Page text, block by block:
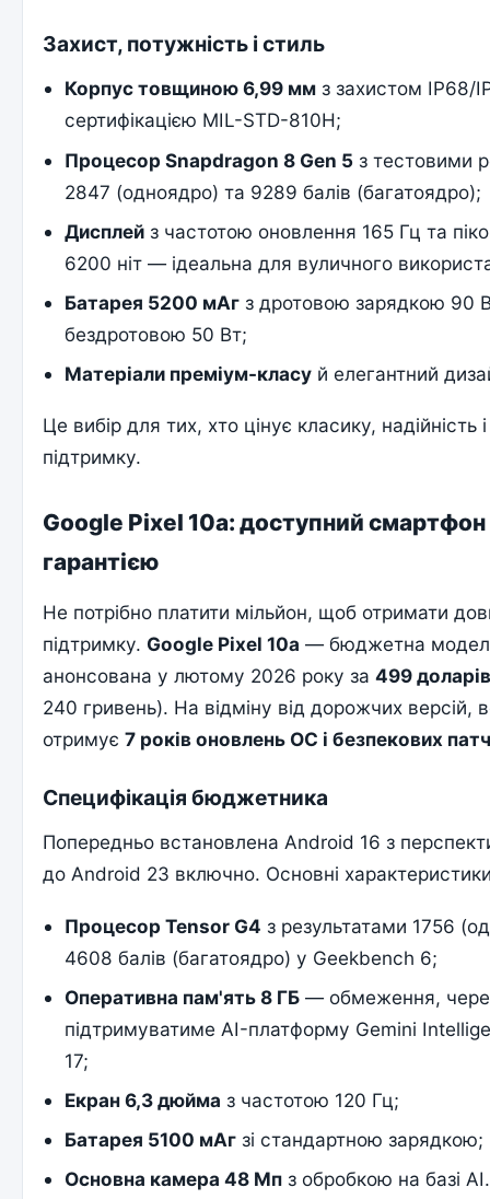
Захист, потужність і стиль
Корпус товщиною 6,99 мм з захистом IP68/
сертифікацією MIL-STD-810H;
Процесор Snapdragon 8 Gen 5 з тестовими
2847 (одноядро) та 9289 балів (багатоядро);
Дисплей з частотою оновлення 165 Гц та
6200 ніт — ідеальна для вуличного
Батарея 5200 мАг з дротовою зарядкою 90
бездротовою 50 Вт;
Матеріали преміум-класу й елегантний
Це вибір для тих, хто цінує класику, надійність
підтримку.
Google Pixel 10a: доступний смартфон
гарантією
Не потрібно платити мільйон, щоб отримати
підтримку. Google Pixel 10a — бюджетна
анонсована у лютому 2026 року за499
240 гривень). На відміну від дорожчих версій,
отримує7 років оновлень ОС і безпекових
Специфікація бюджетника
Попередньо встановлена Android 16 з
до Android 23 включно. Основні
Процесор Tensor G4 з результатами 1756
4608 балів (багатоядро) у Geekbench 6;
Оперативна пам'ять 8 ГБ — обмеження,
підтримуватиме AI-платформу Gemini
17;
Екран 6,3 дюйма з частотою 120 Гц;
Батарея 5100 мАг зі стандартною зарядкою;
Основна камера 48 Мп з обробкою на базі AI.